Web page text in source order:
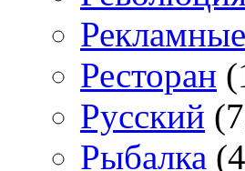
Рекламные
Ресторан
Русский
Рыбалка